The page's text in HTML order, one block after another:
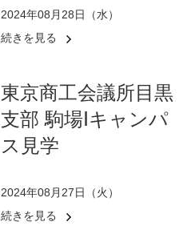
2024年08月28日（水）
続きを見る
東京商工会議所目黒
支部 駒場Ⅰキャンパ
ス見学
2024年08月27日（火）
続きを見る